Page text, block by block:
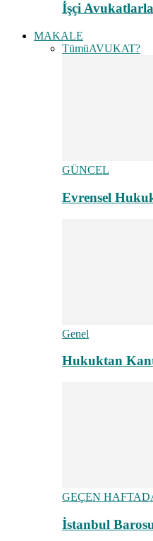
İşçi
MAKALE
TümüAVUKAT?
GÜNCEL
Evrensel
Genel
Hukuktan
GEÇEN
İstanbul